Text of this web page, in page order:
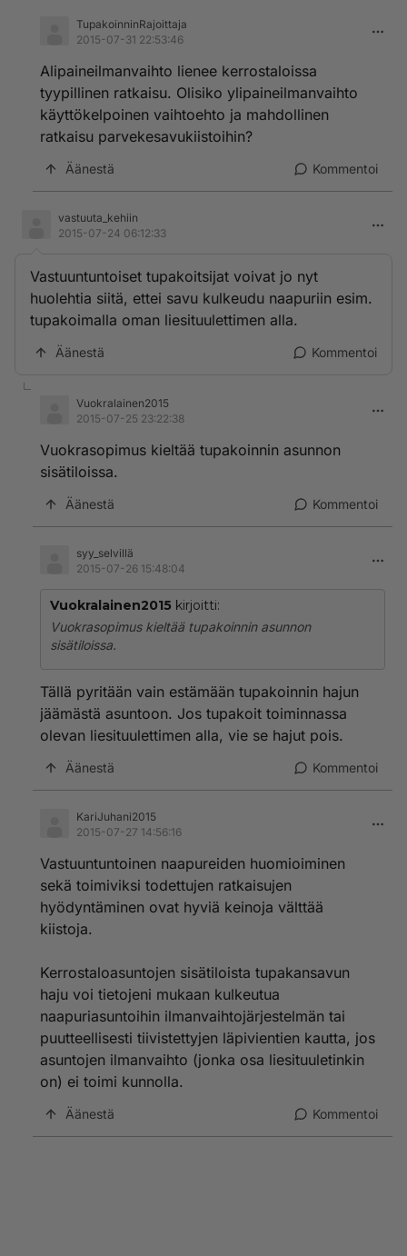
TupakoinninRajoittaja
2015-07-31 22:53:46
Alipaineilmanvaihto lienee kerrostaloissa
tyypillinen ratkaisu. Olisiko ylipaineilmanvaihto
käyttökelpoinen vaihtoehto ja mahdollinen
ratkaisu parvekesavukiistoihin?
Äänestä Kommentoi
vastuuta_kehiin
2015-07-24 06:12:33
Vastuuntuntoiset tupakoitsijat voivat jo nyt
huolehtia siitä, ettei savu kulkeudu naapuriin esim.
tupakoimalla oman liesituulettimen alla.
Äänestä Kommentoi
Vuokralainen2015
2015-07-25 23:22:38
Vuokrasopimus kieltää tupakoinnin asunnon
sisätiloissa.
Äänestä Kommentoi
syy_selvillä
2015-07-26 15:48:04
Vuokralainen2015 kirjoitti:
Vuokrasopimus kieltää tupakoinnin asunnon
sisätiloissa.
Tällä pyritään vain estämään tupakoinnin hajun
jäämästä asuntoon. Jos tupakoit toiminnassa
olevan liesituulettimen alla, vie se hajut pois.
Äänestä Kommentoi
KariJuhani2015
2015-07-27 14:56:16
Vastuuntuntoinen naapureiden huomioiminen
sekä toimiviksi todettujen ratkaisujen
hyödyntäminen ovat hyviä keinoja välttää
kiistoja.
Kerrostaloasuntojen sisätiloista tupakansavun
haju voi tietojeni mukaan kulkeutua
naapuriasuntoihin ilmanvaihtojärjestelmän tai
puutteellisesti tiivistettyjen läpivientien kautta, jos
asuntojen ilmanvaihto (jonka osa liesituuletinkin
on) ei toimi kunnolla.
Äänestä Kommentoi